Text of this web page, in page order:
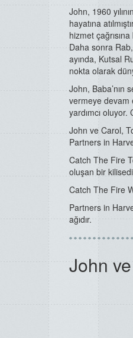
John, 1960
hayatına
hizmet
Daha sonra Rab,
ayında, Kutsal
nokta olarak
John, Baba’nın
vermeye devam
yardımcı
John ve Carol,
Partners in
Catch The Fire
oluşan bir
Catch The Fire
Partners in
ağıdır.
John